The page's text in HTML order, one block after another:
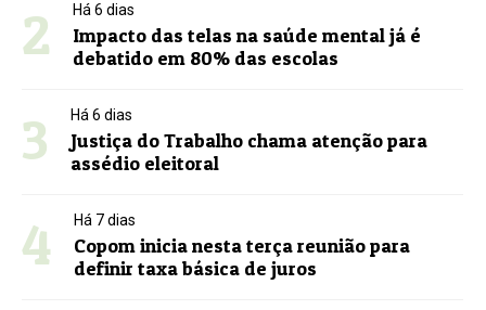
2 Há 6 dias
Impacto das telas na saúde mental já é
debatido em 80% das escolas
3 Há 6 dias
Justiça do Trabalho chama atenção para
assédio eleitoral
4 Há 7 dias
Copom inicia nesta terça reunião para
definir taxa básica de juros